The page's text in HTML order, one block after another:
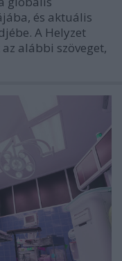
és aktuális
A Helyzet
alábbi szöveget,